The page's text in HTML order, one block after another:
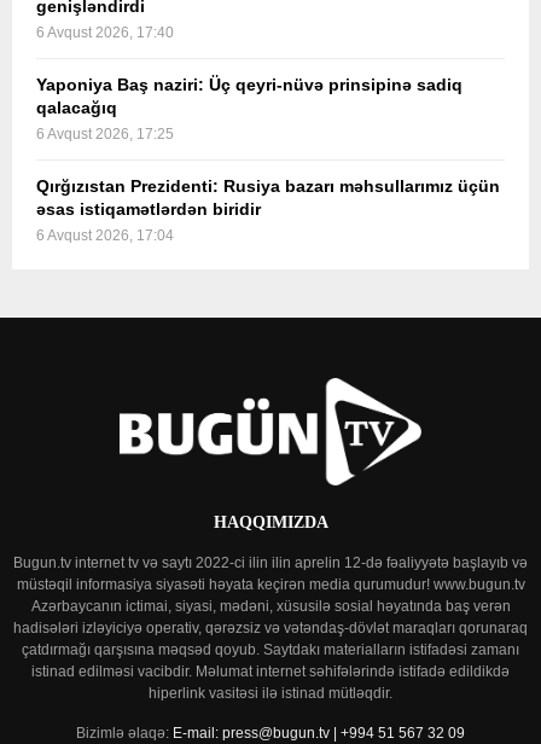
genişləndirdi
6 Avqust 2026, 17:40
Yaponiya Baş naziri: Üç qeyri-nüvə prinsipinə sadiq
qalacağıq
6 Avqust 2026, 17:25
Qırğızıstan Prezidenti: Rusiya bazarı məhsullarımız üçün
əsas istiqamətlərdən biridir
6 Avqust 2026, 17:04
HAQQIMIZDA
Bugun.tv internet tv və saytı 2022-ci ilin ilin aprelin 12-də fəaliyyətə başlayıb və
müstəqil informasiya siyasəti həyata keçirən media qurumudur! www.bugun.tv
Azərbaycanın ictimai, siyasi, mədəni, xüsusilə sosial həyatında baş verən
hadisələri izləyiciyə operativ, qərəzsiz və vətəndaş-dövlət maraqları qorunaraq
çatdırmağı qarşısına məqsəd qoyub. Saytdakı materialların istifadəsi zamanı
istinad edilməsi vacibdir. Məlumat internet səhifələrində istifadə edildikdə
hiperlink vasitəsi ilə istinad mütləqdir.
Bizimlə əlaqə: E-mail: press@bugun.tv | +994 51 567 32 09